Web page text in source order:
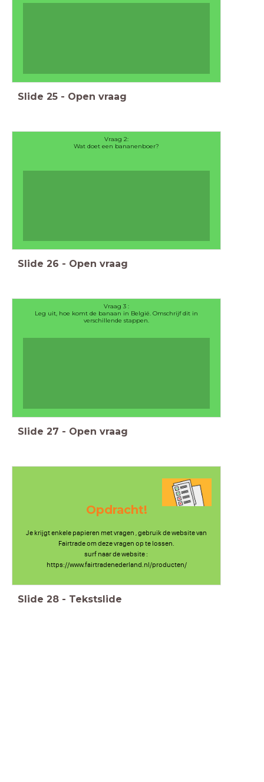
Slide 25 - Open vraag
Vraag 2:
Wat doet een bananenboer?
Slide 26 - Open vraag
Vraag 3 :
Leg uit, hoe komt de banaan in België. Omschrijf dit in
verschillende stappen.
Slide 27 - Open vraag
Opdracht!
Je krijgt enkele papieren met vragen , gebruik de website van
Fairtrade om deze vragen op te lossen.
surf naar de website :
https://www.fairtradenederland.nl/producten/
Slide 28 - Tekstslide